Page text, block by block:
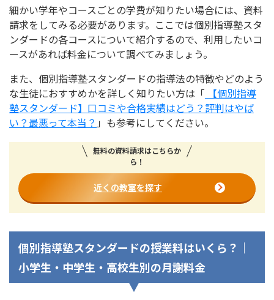
細かい学年やコースごとの学費が知りたい場合には、資料
請求をしてみる必要があります。ここでは個別指導塾スタ
ンダードの各コースについて紹介するので、利用したいコ
ースがあれば料金について調べてみましょう。
また、個別指導塾スタンダードの指導法の特徴やどのよう
な生徒におすすめかを詳しく知りたい方は「 【個別指導
塾スタンダード】口コミや合格実績はどう？評判はやば
い？最悪って本当？ 」も参考にしてください。
無料の資料請求はこちらか
ら！
近くの教室を探す
個別指導塾スタンダードの授業料はいくら？｜
小学生・中学生・高校生別の月謝料金